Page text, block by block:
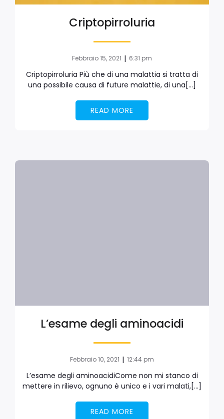
Criptopirroluria
Febbraio 15, 2021 | 6:31 pm
Criptopirroluria Più che di una malattia si tratta di
una possibile causa di future malattie, di una[…]
READ MORE
L’esame degli aminoacidi
Febbraio 10, 2021 | 12:44 pm
L’esame degli aminoacidiCome non mi stanco di
mettere in rilievo, ognuno è unico e i vari malati,[…]
READ MORE